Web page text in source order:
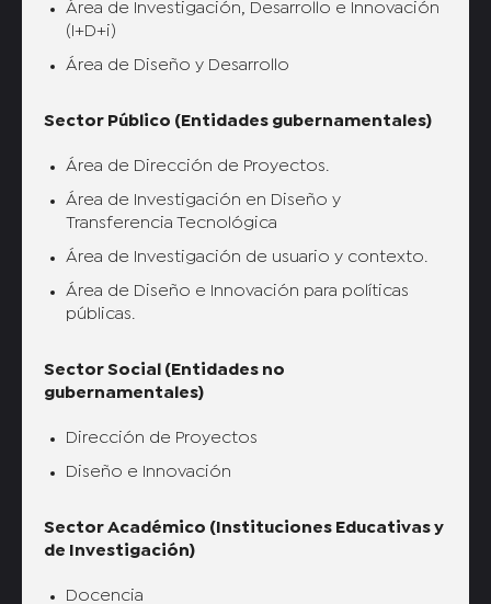
Área de Investigación, Desarrollo e Innovación
(I+D+i)
Área de Diseño y Desarrollo
Sector Público (Entidades gubernamentales)
Área de Dirección de Proyectos.
Área de Investigación en Diseño y
Transferencia Tecnológica
Área de Investigación de usuario y contexto.
Área de Diseño e Innovación para políticas
públicas.
Sector Social (Entidades no
gubernamentales)
Dirección de Proyectos
Diseño e Innovación
Sector Académico (Instituciones Educativas y
de Investigación)
Docencia